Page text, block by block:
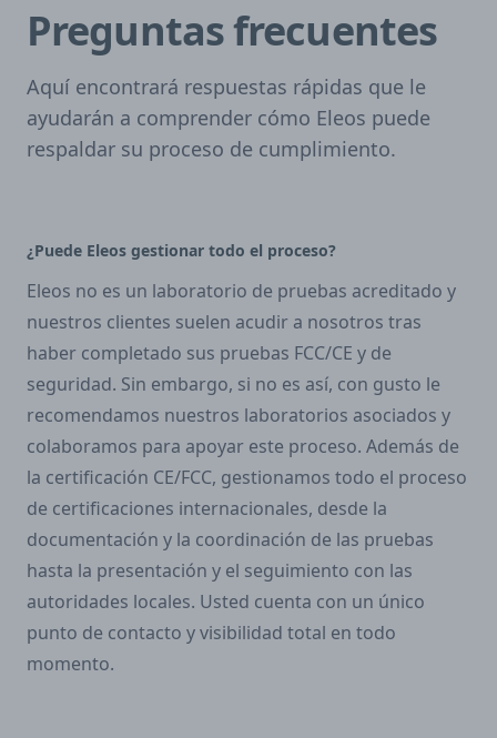
Preguntas frecuentes
Aquí encontrará respuestas rápidas que le
ayudarán a comprender cómo Eleos puede
respaldar su proceso de cumplimiento.
¿Puede Eleos gestionar todo el proceso?
Eleos no es un laboratorio de pruebas acreditado y
nuestros clientes suelen acudir a nosotros tras
haber completado sus pruebas FCC/CE y de
seguridad. Sin embargo, si no es así, con gusto le
recomendamos nuestros laboratorios asociados y
colaboramos para apoyar este proceso. Además de
la certificación CE/FCC, gestionamos todo el proceso
de certificaciones internacionales, desde la
documentación y la coordinación de las pruebas
hasta la presentación y el seguimiento con las
autoridades locales. Usted cuenta con un único
punto de contacto y visibilidad total en todo
momento.